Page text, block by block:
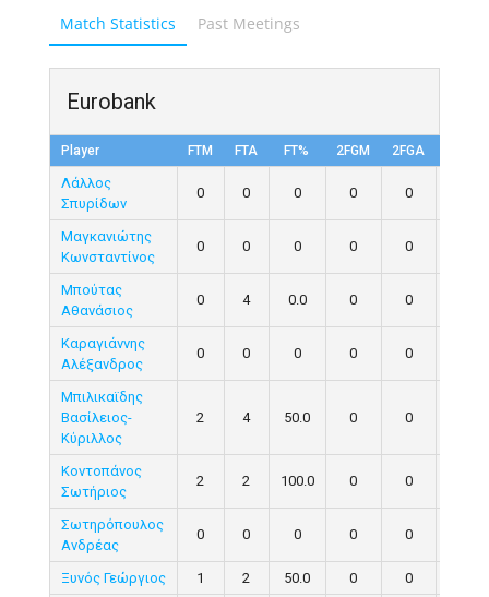
Match Statistics Past Meetings
Eurobank
Player FTM FTA FT% 2FGM 2FGA
Λάλλος
Σπυρίδων
0 0 0 0 0
Μαγκανιώτης
Κωνσταντίνος
0 0 0 0 0
Μπούτας
Αθανάσιος
0 4 0.0 0 0
Καραγιάννης
Αλέξανδρος
0 0 0 0 0
Μπιλικαϊδης
Βασίλειος-
Κύριλλος
2 4 50.0 0 0
Κοντοπάνος
Σωτήριος
2 2 100.0 0 0
Σωτηρόπουλος
Ανδρέας
0 0 0 0 0
Ξυνός Γεώργιος 1 2 50.0 0 0